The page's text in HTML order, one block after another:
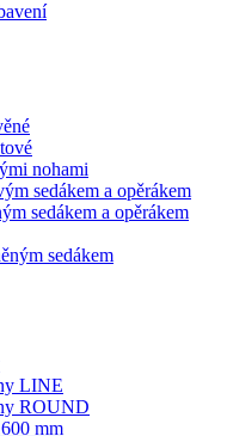
nohami
sedákem a opěrákem
sedákem a opěrákem
sedákem
LINE
ROUND
mm